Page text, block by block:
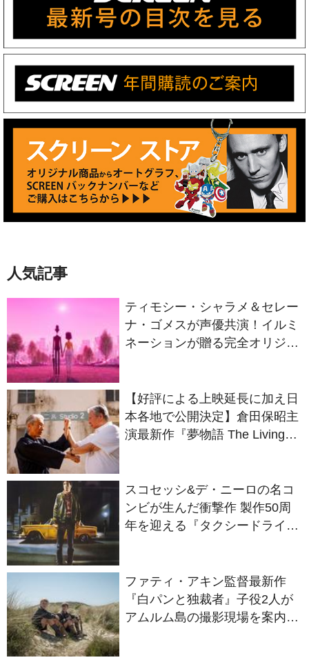
人気記事
ティモシー・シャラメ＆セレー
ナ・ゴメスが声優共演！イルミ
ネーションが贈る完全オリジナ
【好評による上映延長に加え日
本各地で公開決定】倉田保昭主
演最新作『夢物語 The Living
スコセッシ&デ・ニーロの名コ
ンビが生んだ衝撃作 製作50周
年を迎える『タクシードライバ
ファティ・アキン監督最新作
『白パンと独裁者』子役2人が
アムルム島の撮影現場を案内！